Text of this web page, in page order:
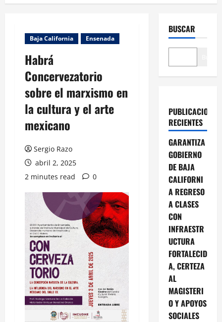
Baja California Ensenada
Habrá
Concervezatorio
sobre el marxismo en
la cultura y el arte
mexicano
Sergio Razo
abril 2, 2025
2 minutes read
0
BUSCAR
PUBLICACIONES
RECIENTES
GARANTIZA
GOBIERNO
DE BAJA
CALIFORNI
A REGRESO
A CLASES
CON
INFRAESTR
UCTURA
FORTALECID
A, CERTEZA
AL
MAGISTERI
O Y APOYOS
SOCIALES